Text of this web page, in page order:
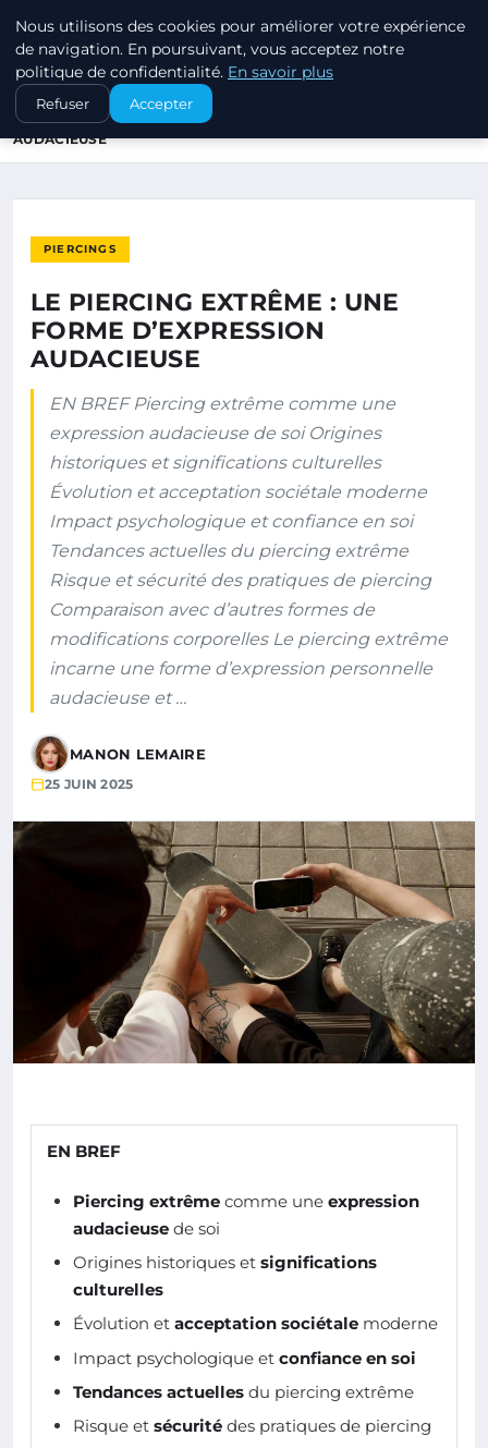
PIERCINGS ET PLUGS
ACCUEIL
PIERCINGS
LE PIERCING EXTRÊME : UNE FORME D’EXPRESSION
AUDACIEUSE
PIERCINGS
LE PIERCING EXTRÊME : UNE
FORME D’EXPRESSION
AUDACIEUSE
EN BREF Piercing extrême comme une
expression audacieuse de soi Origines
historiques et significations culturelles
Évolution et acceptation sociétale moderne
Impact psychologique et confiance en soi
Tendances actuelles du piercing extrême
Risque et sécurité des pratiques de piercing
Comparaison avec d’autres formes de
modifications corporelles Le piercing extrême
incarne une forme d’expression personnelle
audacieuse et …
MANON LEMAIRE
25 JUIN 2025
EN BREF
Piercing extrême comme une expression
audacieuse de soi
Origines historiques et significations
culturelles
Évolution et acceptation sociétale moderne
Impact psychologique et confiance en soi
Tendances actuelles du piercing extrême
Risque et sécurité des pratiques de piercing
Nous utilisons des cookies pour améliorer votre expérience
de navigation. En poursuivant, vous acceptez notre
politique de confidentialité. En savoir plus
Refuser Accepter